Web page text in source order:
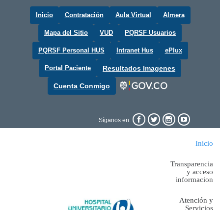
Inicio Contratación Aula Virtual Almera
Mapa del Sitio VUD PQRSF Usuarios
PQRSF Personal HUS Intranet Hus ePlux
Portal Paciente Resultados Imagenes
Cuenta Conmigo
Síganos en:    
Inicio
Transparencia
y acceso
informacion
Atención y
Servicios